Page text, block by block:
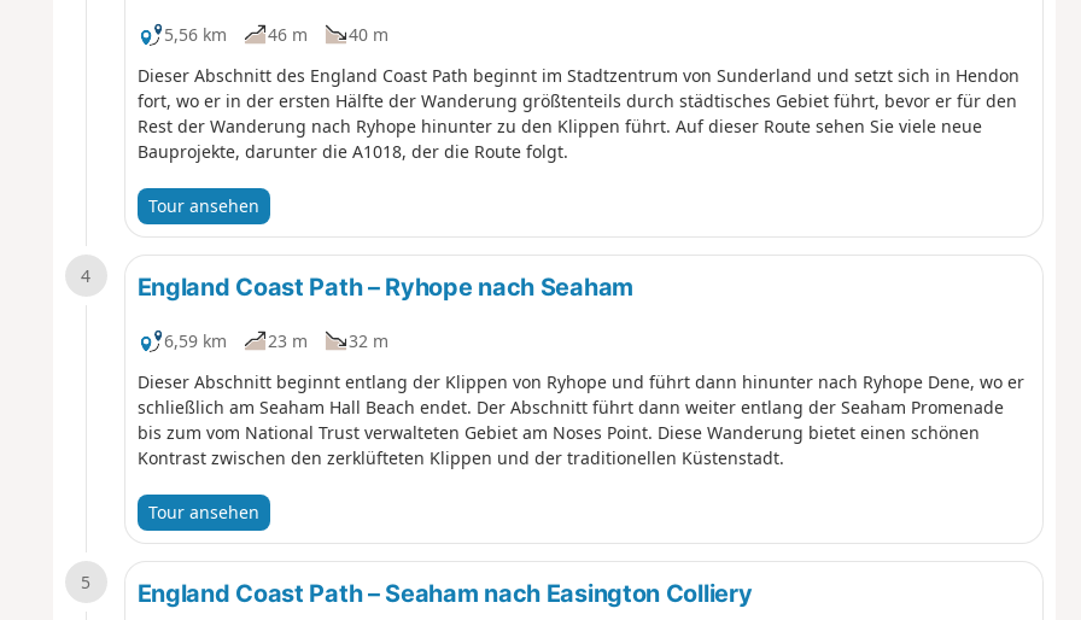
5,56 km 46 m
40 m
Dieser Abschnitt des England Coast Path beginnt im Stadtzentrum von Sunderland und setzt sich in Hendon
fort, wo er in der ersten Hälfte der Wanderung größtenteils durch städtisches Gebiet führt, bevor er für den
Rest der Wanderung nach Ryhope hinunter zu den Klippen führt. Auf dieser Route sehen Sie viele neue
Bauprojekte, darunter die A1018, der die Route folgt.
Tour ansehen
4 England Coast Path – Ryhope nach Seaham
6,59 km 23 m
32 m
Dieser Abschnitt beginnt entlang der Klippen von Ryhope und führt dann hinunter nach Ryhope Dene, wo er
schließlich am Seaham Hall Beach endet. Der Abschnitt führt dann weiter entlang der Seaham Promenade
bis zum vom National Trust verwalteten Gebiet am Noses Point. Diese Wanderung bietet einen schönen
Kontrast zwischen den zerklüfteten Klippen und der traditionellen Küstenstadt.
Tour ansehen
5 England Coast Path – Seaham nach Easington Colliery